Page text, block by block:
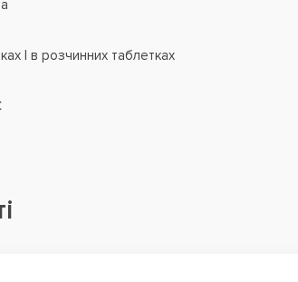
| в розчинних таблетках